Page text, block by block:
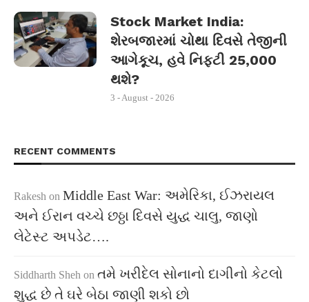
Stock Market India:
શેરબજારમાં ચોથા દિવસે તેજીની
આગેકૂચ, હવે નિફ્ટી 25,000
થશે?
3 - August - 2026
RECENT COMMENTS
Rakesh on Middle East War: અમેરિકા, ઈઝરાયલ
અને ઈરાન વચ્ચે છઠ્ઠા દિવસે યુદ્ધ ચાલુ, જાણો
લેટેસ્ટ અપડેટ….
Siddharth Sheh on તમે ખરીદેલ સોનાનો દાગીનો કેટલો
શુદ્ધ છે તે ઘરે બેઠા જાણી શકો છો